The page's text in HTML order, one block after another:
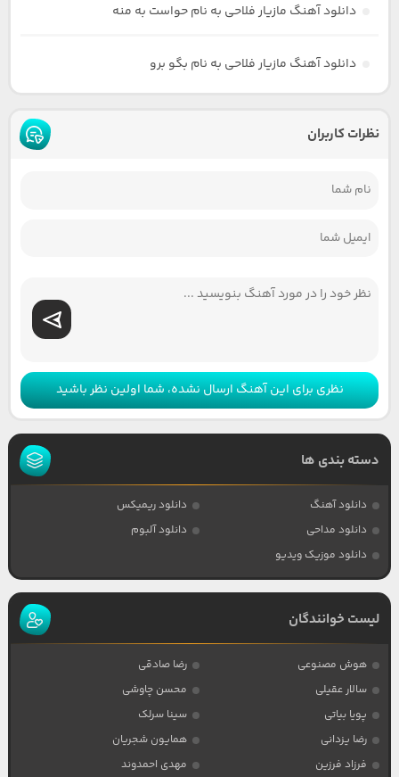
دانلود آهنگ مازیار فلاحی به نام حواست به منه
دانلود آهنگ مازیار فلاحی به نام بگو برو
نظرات کاربران
نظری برای این آهنگ ارسال نشده، شما اولین نظر باشید
دسته بندی ها
دانلود آهنگ
دانلود ریمیکس
دانلود مداحی
دانلود آلبوم
دانلود موزیک ویدیو
لیست خوانندگان
هوش مصنوعی
رضا صادقی
سالار عقیلی
محسن چاوشی
پویا بیاتی
سینا سرلک
رضا یزدانی
همایون شجریان
فرزاد فرزین
مهدی احمدوند